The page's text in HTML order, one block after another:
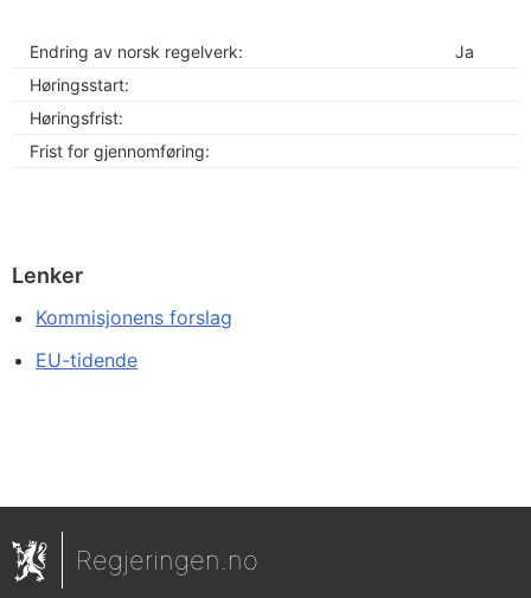
Endring av norsk regelverk:
Ja
Høringsstart:
Høringsfrist:
Frist for gjennomføring:
Lenker
Kommisjonens forslag
EU-tidende
Regjeringen.no